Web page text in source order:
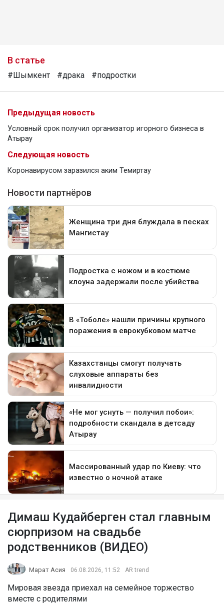
В статье
#Шымкент #драка #подростки
Предыдущая новость
Условный срок получил организатор игорного бизнеса в
Атырау
Следующая новость
Коронавирусом заразился аким Темиртау
Димаш Кудайберген стал главным
сюрпризом на свадьбе
родственников (ВИДЕО)
Марат Асия 06.08.2026, 11:52 AR trend
Мировая звезда приехал на семейное торжество
вместе с родителями